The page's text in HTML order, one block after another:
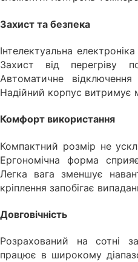
Захист та безпека
Інтелектуальна
Захист від перегріву
Автоматичне
Надійний корпус витримує
Комфорт використання
Компактний розмір не
Ергономічна форма
Легка вага зменшує
кріплення запобігає
Довговічність
Розрахований на сотні
працює в широкому